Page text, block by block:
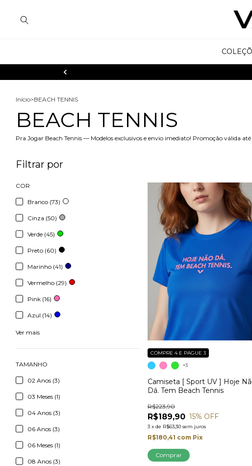
Início>BEACH TENNIS
BEACH TENNIS
Pra Jogar Beach Tennis — Modelos exclusivos e envio imediato! Promoção válida
Filtrar por
COR
Branco (73)
Cinza (50)
Verde (45)
Preto (60)
Marinho (41)
Vermelho (29)
Pink (16)
Azul (14)
Ver mais
TAMANHO
02 Anos (3)
03 Meses (1)
04 Anos (3)
06 Anos (3)
06 Meses (1)
08 Anos (3)
Camiseta [ Sport UV ] Hoje
Dá. Tem Beach Tennis
R$189,90
R$223,90
15% OFF
3 x de R$63,30 sem juros
COMPRE 4 E PAGUE 3
R$180,41 com Pix
+3
Comprar